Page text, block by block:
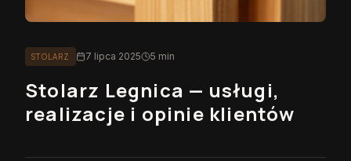
STOLARZ 7 lipca 2025 5 min
Stolarz Legnica — usługi,
realizacje i opinie klientów